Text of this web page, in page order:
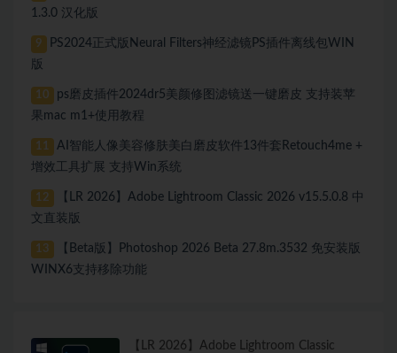
1.3.0 汉化版
9
PS2024正式版Neural Filters神经滤镜PS插件离线包WIN
版
10
ps磨皮插件2024dr5美颜修图滤镜送一键磨皮 支持装苹
果mac m1+使用教程
11
AI智能人像美容修肤美白磨皮软件13件套Retouch4me +
增效工具扩展 支持Win系统
12
【LR 2026】Adobe Lightroom Classic 2026 v15.5.0.8 中
文直装版
13
【Beta版】Photoshop 2026 Beta 27.8m.3532 免安装版
WINX6支持移除功能
【LR 2026】Adobe Lightroom Classic